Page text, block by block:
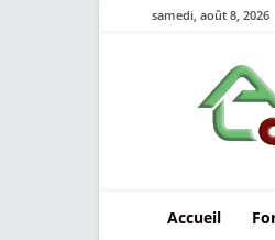
samedi, août 8, 2026
Le
en
Algérie
Accueil